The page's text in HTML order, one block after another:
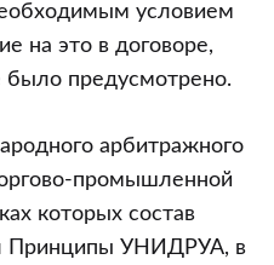
условием
на это в договоре,
было предусмотрено.
арбитражного
промышленной
которых состав
Принципы УНИДРУА, в